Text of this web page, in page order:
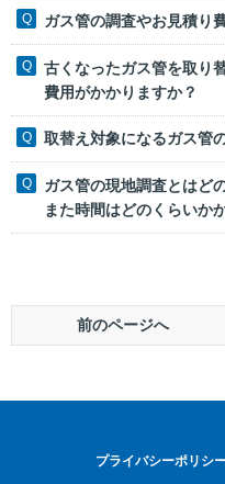
ガス管の調査やお見積り
古くなったガス管を取り
費用がかかりますか？
取替え対象になるガス管
ガス管の現地調査とはど
また時間はどのくらいか
前のページへ
プライバシーポリシ